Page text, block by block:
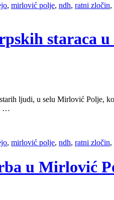
, mirlović polje, ndh, ratni zločin,
staraca
ljudi, u selu Mirlović Polje,
…
, mirlović polje, ndh, ratni zločin,
u Mirlović